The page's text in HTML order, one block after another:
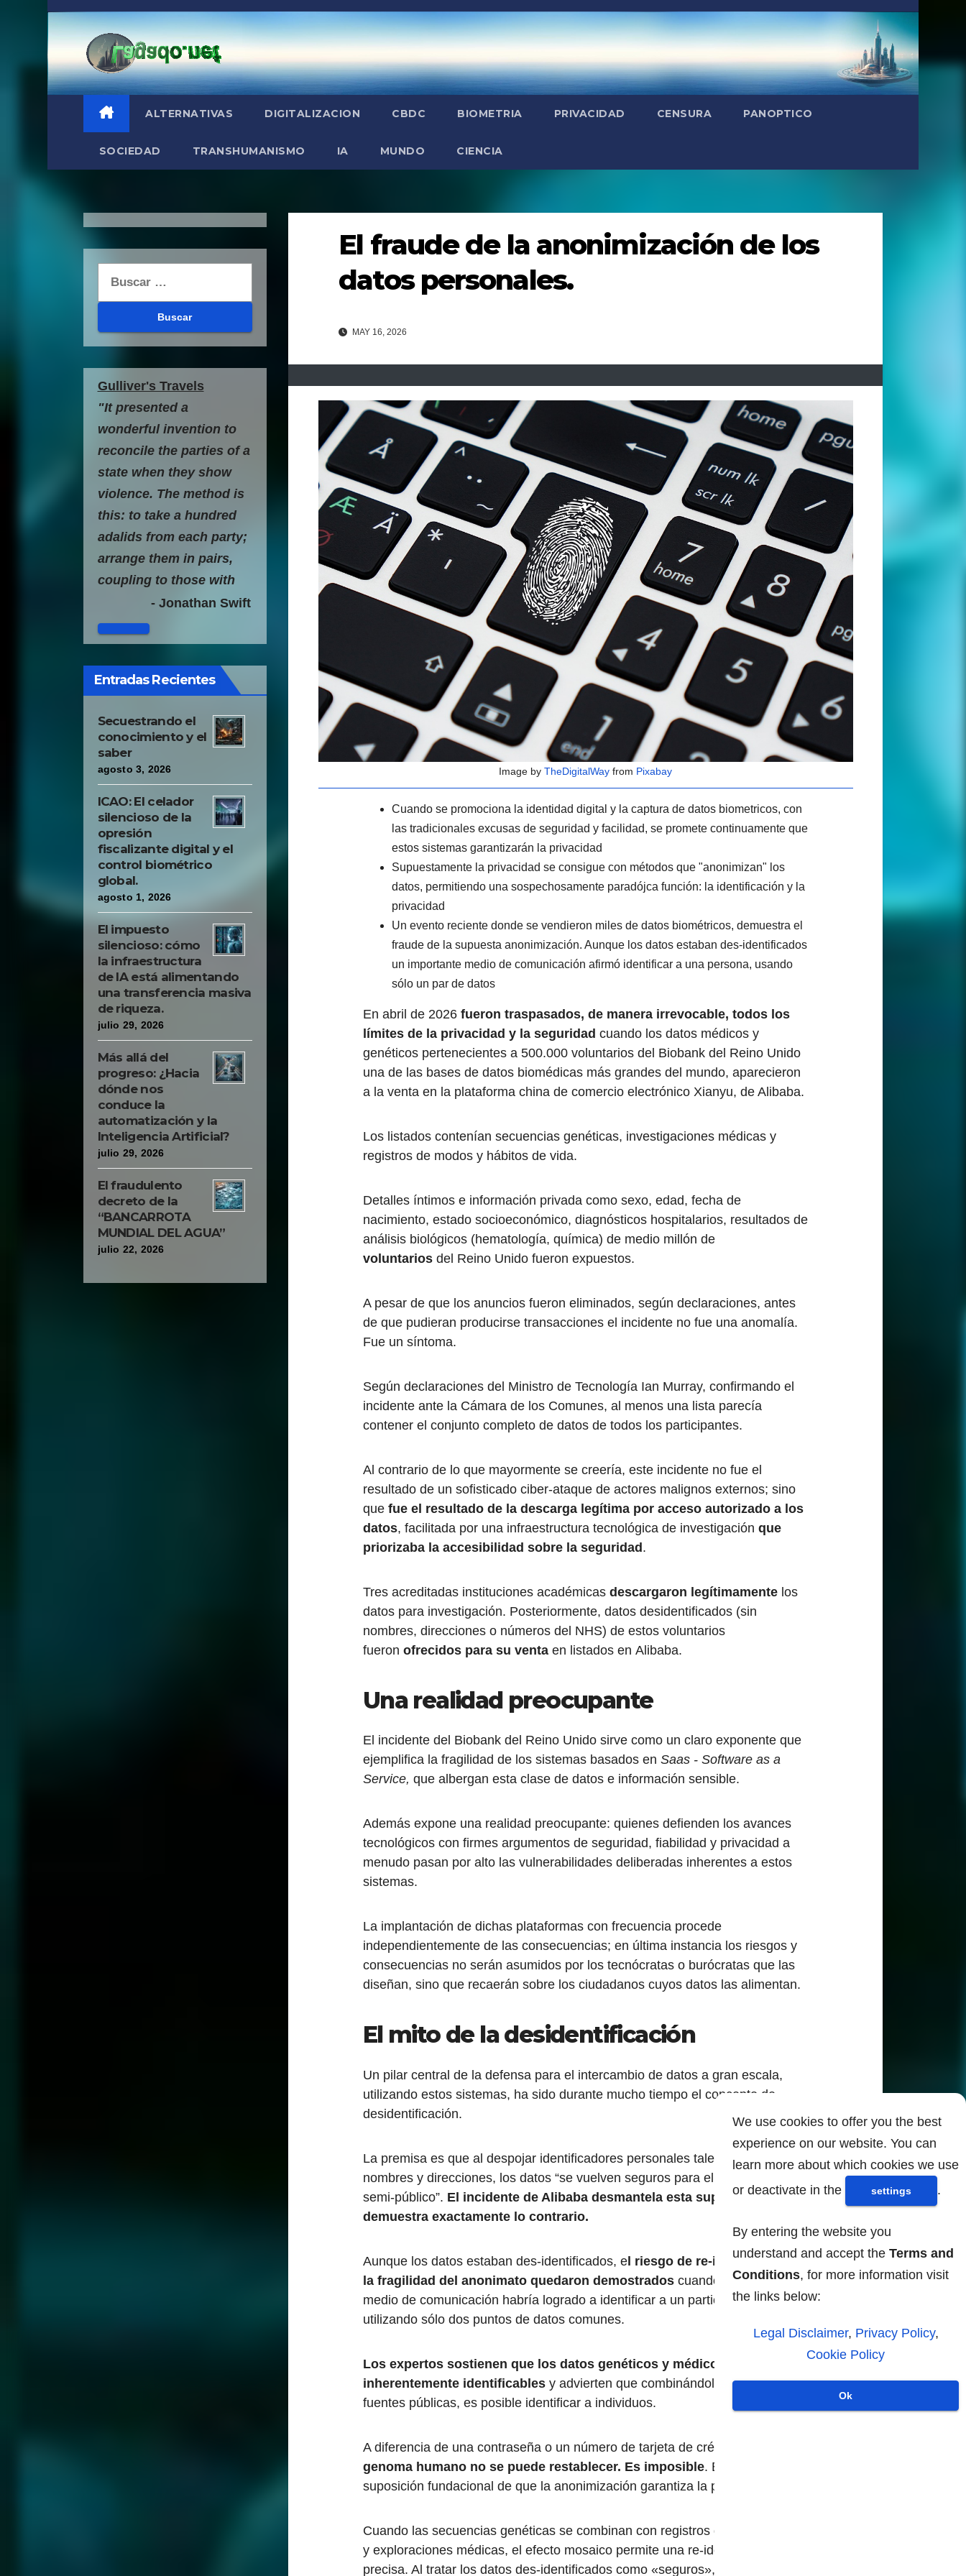
We use cookies to offer you the best
experience on our website. You can
learn more about which cookies we use
or deactivate in the
settings .
By entering the website you
understand and accept the Terms and
Conditions, for more information visit
the links below:
Legal Disclaimer, Privacy Policy,
Cookie Policy
Ok
Saltar
al
contenido
ALTERNATIVAS DIGITALIZACION CBDC BIOMETRIA PRIVACIDAD CENSURA PANOPTICO
SOCIEDAD TRANSHUMANISMO IA MUNDO CIENCIA
Gulliver's Travels
"It presented a
wonderful invention to
reconcile the parties of a
state when they show
violence. The method is
this: to take a hundred
adalids from each party;
arrange them in pairs,
coupling to those with
the most similar size
head, make after that
two good operators
settle the occipuces of
each pair at the same
are divided equally, and
change the occipuces in
this way sawn, applying
each to the head on the
contrary. Certainly, the
operation demands quite
a bit of accuracy; but the
professor assured us
that if performed with
skill, the healing would
be infallible. And he
reasoned this way: the
two brainy means led to
debate the question
among themselves in the
space of a skull would
soon come to an
intelligence and produce
that moderation and
regularity of thought so
to wish in the heads of
those who imagine
having come to the
world to guard and
govern their movement."
- Jonathan Swift
Entradas Recientes
Secuestrando el
conocimiento y el
saber
agosto 3, 2026
ICAO: El celador
silencioso de la
opresión
fiscalizante digital y el
control biométrico
global.
agosto 1, 2026
El impuesto
silencioso: cómo
la infraestructura
de IA está alimentando
una transferencia masiva
de riqueza.
julio 29, 2026
Más allá del
progreso: ¿Hacia
dónde nos
conduce la
automatización y la
Inteligencia Artificial?
julio 29, 2026
El fraudulento
decreto de la
“BANCARROTA
MUNDIAL DEL AGUA”
julio 22, 2026
El fraude de la anonimización de los
datos personales.
MAY 16, 2026
Image byTheDigitalWay from Pixabay
Cuando se promociona la identidad digital y la captura de datos biometricos, con
las tradicionales excusas de seguridad y facilidad, se promete continuamente que
estos sistemas garantizarán la privacidad
Supuestamente la privacidad se consigue con métodos que "anonimizan" los
datos, permitiendo una sospechosamente paradójca función: la identificación y la
privacidad
Un evento reciente donde se vendieron miles de datos biométricos, demuestra el
fraude de la supuesta anonimización. Aunque los datos estaban des-identificados
un importante medio de comunicación afirmó identificar a una persona, usando
sólo un par de datos
En abril de 2026 fueron traspasados, de manera irrevocable, todos los
límites de la privacidad y la seguridad cuando los datos médicos y
genéticos pertenecientes a 500.000 voluntarios del Biobank del Reino Unido
una de las bases de datos biomédicas más grandes del mundo, aparecieron
a la venta en la plataforma china de comercio electrónico Xianyu, de Alibaba.
Los listados contenían secuencias genéticas, investigaciones médicas y
registros de modos y hábitos de vida.
Detalles íntimos e información privada como sexo, edad, fecha de
nacimiento, estado socioeconómico, diagnósticos hospitalarios, resultados de
análisis biológicos (hematología, química) de medio millón de
voluntariosdel Reino Unido fueron expuestos.
A pesar de que los anuncios fueron eliminados, según declaraciones, antes
de que pudieran producirse transacciones el incidente no fue una anomalía.
Fue un síntoma.
Según declaraciones del Ministro de Tecnología Ian Murray, confirmando el
incidente ante la Cámara de los Comunes, al menos una lista parecía
contener el conjunto completo de datos de todos los participantes.
Al contrario de lo que mayormente se creería, este incidente no fue el
resultado de un sofisticado ciber-ataque de actores malignos externos; sino
que fue el resultado de la descarga legítima por acceso autorizado a los
datos, facilitada por una infraestructura tecnológica de investigación que
priorizaba la accesibilidad sobre la seguridad.
Tres acreditadas instituciones académicas descargaron legítimamentelos
datos para investigación. Posteriormente, datos desidentificados (sin
nombres, direcciones o números del NHS) de estos voluntarios
fueron ofrecidos para su ventaen listados en Alibaba.
Una realidad preocupante
El incidente del Biobank del Reino Unido sirve como un claro exponente que
ejemplifica la fragilidad de los sistemas basados en Saas - Software as a
Service, que albergan esta clase de datos e información sensible.
Además expone una realidad preocupante: quienes defienden los avances
tecnológicos con firmes argumentos de seguridad, fiabilidad y privacidad a
menudo pasan por alto las vulnerabilidades deliberadas inherentes a estos
sistemas.
La implantación de dichas plataformas con frecuencia procede
independientemente de las consecuencias; en última instancia los riesgos y
consecuencias no serán asumidos por los tecnócratas o burócratas que las
diseñan, sino que recaerán sobre los ciudadanos cuyos datos las alimentan.
El mito de la desidentificación
Un pilar central de la defensa para el intercambio de datos a gran escala,
utilizando estos sistemas, ha sido durante mucho tiempo el concepto de
desidentificación.
La premisa es que al despojar identificadores personales tales como
nombres y direcciones, los datos “se vuelven seguros para el uso público o
semi-público”. El incidente de Alibaba desmantela esta suposición y
demuestra exactamente lo contrario.
Aunque los datos estaban des-identificados, el riesgo de re-identificación y
la fragilidad del anonimato quedaron demostradoscuando un importante
medio de comunicación habría logrado a identificar a un participante
utilizando sólo dos puntos de datos comunes.
Los expertos sostienen que los datos genéticos y médicos son
inherentemente identificablesy advierten que combinándolos con otras
fuentes públicas, es posible identificar a individuos.
A diferencia de una contraseña o un número de tarjeta de crédito
genoma humano no se puede restablecer. Es imposible. Esto desafía la
suposición fundacional de que la anonimización garantiza la privacidad.
Cuando las secuencias genéticas se combinan con registros de estilo de vida
y exploraciones médicas, el efecto mosaico permite una re-identificación
precisa. Al tratar los datos des-identificados como «seguros», las